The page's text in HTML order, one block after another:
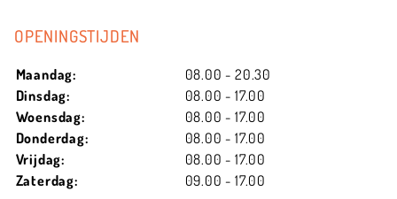
OPENINGSTIJDEN
Maandag:
08.00 - 20.30
Dinsdag:
08.00 - 17.00
Woensdag:
08.00 - 17.00
Donderdag:
08.00 - 17.00
Vrijdag:
08.00 - 17.00
Zaterdag:
09.00 - 17.00